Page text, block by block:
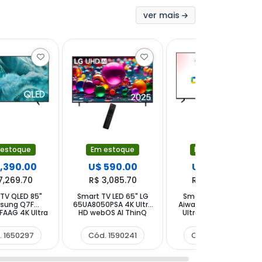
ver mais
QLED 85"
Q7F
4K Ultra
com
Digital
1650297
Em estoque
U$ 590.00
R$ 3,085.70
Smart TV LED 65" LG
65UA8050PSA 4K Ultra
HD webOS AI ThinQ
Conversor Digital
Cód. 1590241
Em estoque
U$ 524.90
R$ 2,745.23
Smart TV QLED 70"
Aiwa AW70B4QFG 4K
Ultra HD Google TV
Conversor Digital
Cód. 1397833